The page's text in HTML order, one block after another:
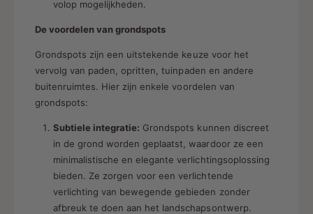
volop mogelijkheden.
De voordelen van grondspots
Grondspots zijn een uitstekende keuze voor het
vervolg van paden, opritten, tuinpaden en andere
buitenruimtes. Hier zijn enkele voordelen van
grondspots:
Subtiele integratie: Grondspots kunnen discreet
in de grond worden geplaatst, waardoor ze een
minimalistische en elegante verlichtingsoplossing
bieden. Ze zorgen voor een verlichtende
verlichting van bewegende gebieden zonder
afbreuk te doen aan het landschapsontwerp.